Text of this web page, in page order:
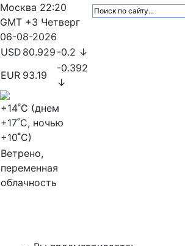
Москва 22:20
GMT +3 Четверг
06-08-2026
USD 80.929 -0.2 ↓
EUR 93.19
-0.392
↓
+14˚C (днем
+17˚C, ночью
+10˚C)
Ветрено,
переменная
облачность